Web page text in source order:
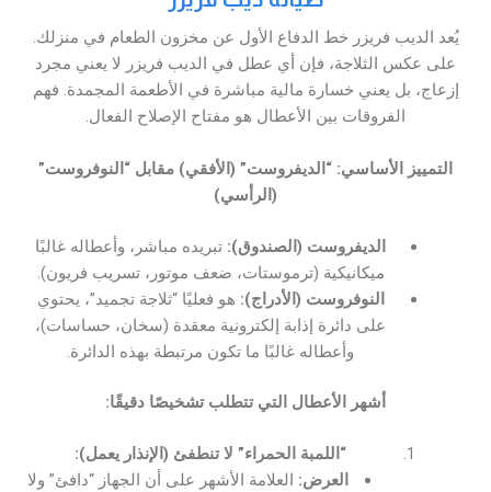
يُعد الديب فريزر خط الدفاع الأول عن مخزون الطعام في منزلك.
على عكس الثلاجة، فإن أي عطل في الديب فريزر لا يعني مجرد
إزعاج، بل يعني خسارة مالية مباشرة في الأطعمة المجمدة. فهم
الفروقات بين الأعطال هو مفتاح الإصلاح الفعال.
التمييز الأساسي: “الديفروست” (الأفقي) مقابل “النوفروست”
(الرأسي)
الديفروست (الصندوق): تبريده مباشر، وأعطاله غالبًا
ميكانيكية (ترموستات، ضعف موتور، تسريب فريون).
النوفروست (الأدراج): هو فعليًا “ثلاجة تجميد”، يحتوي
على دائرة إذابة إلكترونية معقدة (سخان، حساسات)،
وأعطاله غالبًا ما تكون مرتبطة بهذه الدائرة.
أشهر الأعطال التي تتطلب تشخيصًا دقيقًا:
“اللمبة الحمراء” لا تنطفئ (الإنذار يعمل):
العرض: العلامة الأشهر على أن الجهاز “دافئ” ولا